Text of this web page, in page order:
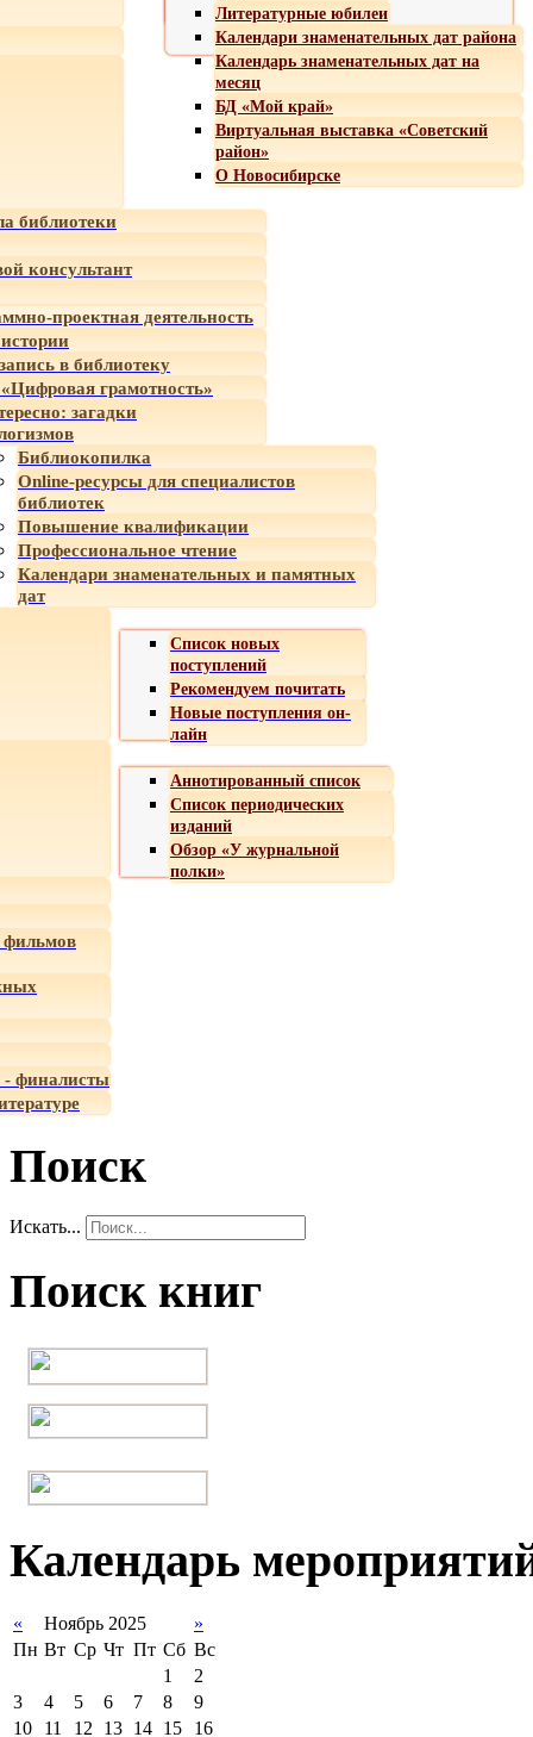
Литературные юбилеи
Календари знаменательных дат района
Календарь знаменательных дат на
месяц
БД «Мой край»
Виртуальная выставка «Советский
район»
О Новосибирске
библиотеки
консультант
проектная деятельность
в библиотеку
грамотность»
загадки
Библиокопилка
Online-ресурсы для специалистов
библиотек
Повышение квалификации
Профессиональное чтение
Календари знаменательных и памятных
дат
Список новых
поступлений
Рекомендуем почитать
Новые поступления он-
лайн
Аннотированный список
Список периодических
изданий
Обзор «У журнальной
полки»
- финалисты
Поиск
Искать...
Поиск книг
Календарь
« Ноябрь 2025
»
Пн Вт Ср Чт Пт Сб Вс
1
2
3
4 5 6 7 8
9
10
11 12 13 14 15 16